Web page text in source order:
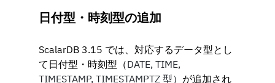
日付型・時刻型の追加
ScalarDB 3.15 では、対応するデータ型とし
て日付型・時刻型（DATE, TIME,
TIMESTAMP, TIMESTAMPTZ 型） が追加され